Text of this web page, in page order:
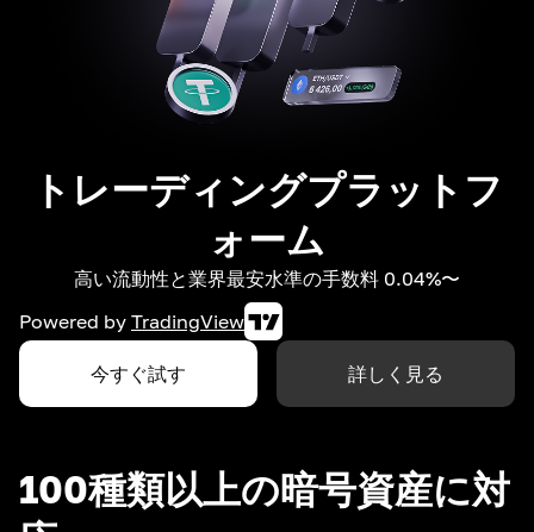
トレーディングプラットフ
ォーム
高い流動性と業界最安水準の手数料 0.04%〜
Powered by TradingView
今すぐ試す 詳しく見る
100種類以上の暗号資産に対